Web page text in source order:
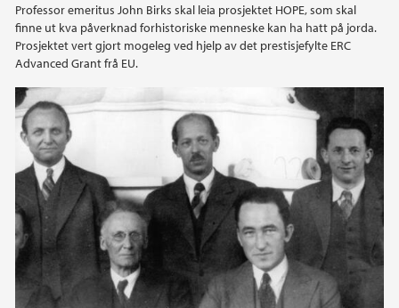
Professor emeritus John Birks skal leia prosjektet HOPE, som skal
finne ut kva påverknad forhistoriske menneske kan ha hatt på jorda.
Prosjektet vert gjort mogeleg ved hjelp av det prestisjefylte ERC
Advanced Grant frå EU.